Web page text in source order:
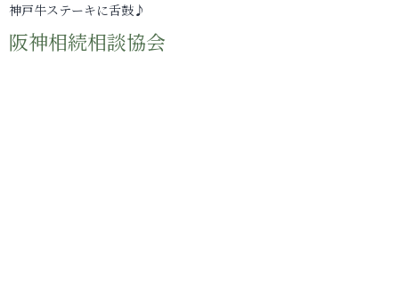
神戸牛ステーキに舌鼓♪
阪神相続相談協会